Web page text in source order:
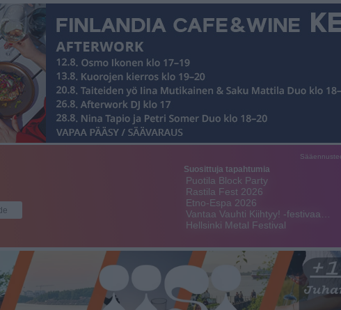
Suosittuja tapahtumia
Puotila Block Party
Rastila Fest 2026
Etno-Espa 2026
Vantaa Vauhti Kiihtyy! -festivaa…
Hellsinki Metal Festival